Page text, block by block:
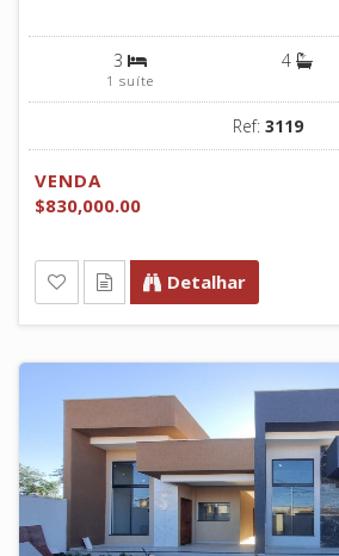
3
1 suíte
4
Ref: 3119
VENDA
$830,000.00
Detalhar